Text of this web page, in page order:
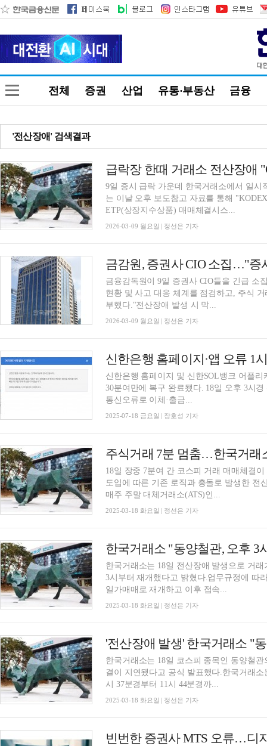
전체 증권 산업 유통·부동산 금융
'전산장애' 검색결과
9일 증시 급락 가운데 한국거래소에서 일
는 이날 오후 보도참고 자료를 통해
ETP(상장지수상품) 매매체결시스...
2026-03-09 월요일 | 정선은 기자
금융감독원이 9일 증권사 CIO들을 긴급 소
현황 및 사고 대응 체계를 점검하고, 주식
부했다."전산장애 발생 시 막...
2026-03-09 월요일 | 정선은 기자
신한은행 홈페이지 및 신한SOL뱅크 어플
30분여만에 복구 완료됐다. 18일 오후 3시경 신한은행 홈페이지 및 어플리케이션에서 발생한
통신오류로 이체·출금...
2025-07-18 금요일 | 장호성 기자
18일 장중 7분여 간 코스피 거래 매매체결
도입에 따른 기존 로직과 충돌로 발생한 전
매주 주말 대체거래소(ATS)인...
2025-03-18 화요일 | 정선은 기자
한국거래소 "동양철관, 오후 3
한국거래소는 18일 전산장애 발생으로 거
3시부터 재개했다고 밝혔다.업무규정에 따
일가매매로 재개하고 이후 접속...
2025-03-18 화요일 | 정선은 기자
한국거래소는 18일 코스피 종목인 동양철
결이 지연됐다고 공식 발표했다.한국거래
시 37분경부터 11시 44분경까...
2025-03-18 화요일 | 정선은 기자
빈번한 증권사 MTS 오류…디